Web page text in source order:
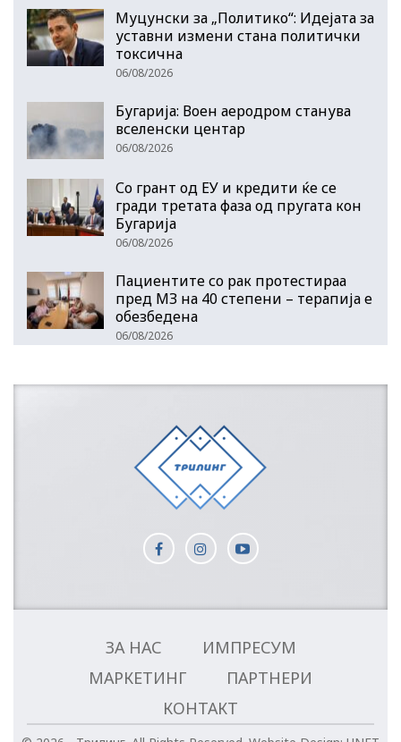
Муцунски за „Политико“: Идејата за
уставни измени стана политички
токсична
06/08/2026
Бугарија: Воен аеродром станува
вселенски центар
06/08/2026
Со грант од ЕУ и кредити ќе се
гради третата фаза од пругата кон
Бугарија
06/08/2026
Пациентите со рак протестираа
пред МЗ на 40 степени – терапија е
обезбедена
06/08/2026
ЗА НАС
ИМПРЕСУМ
МАРКЕТИНГ
ПАРТНЕРИ
КОНТАКТ